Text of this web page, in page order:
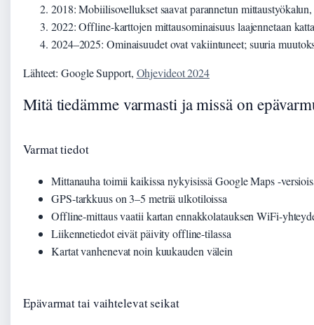
2018: Mobiilisovellukset saavat parannetun
2022: Offline-karttojen mittausominaisuus laajennetaan
2024–2025: Ominaisuudet ovat vakiintuneet; suuria
Lähteet: Google Support, Ohjevideot 2024
Mitä tiedämme varmasti ja missä on
Varmat tiedot
Mittanauha toimii kaikissa nykyisissä Google Maps -
GPS-tarkkuus on 3–5 metriä ulkotiloissa
Offline-mittaus vaatii kartan ennakkolatauksen WiFi-
Liikennetiedot eivät päivity offline-tilassa
Kartat vanhenevat noin kuukauden välein
Epävarmat tai vaihtelevat seikat